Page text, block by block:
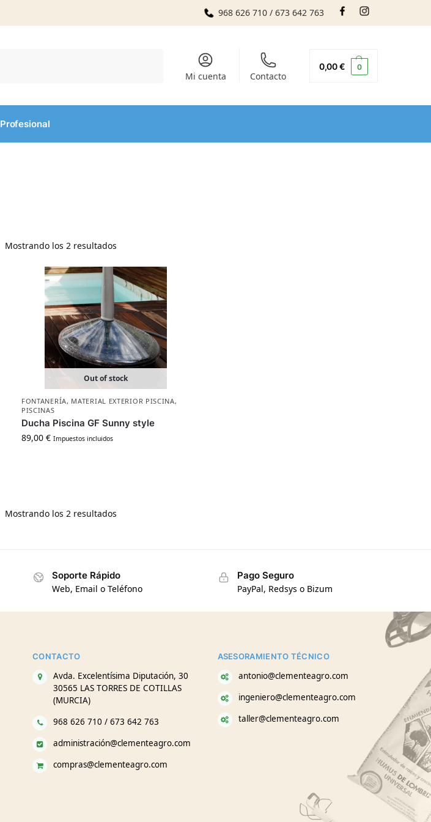
968 626 710 / 673 642 763
Mi cuenta Contacto
0,00€ 0
Mostrando los 2 resultados
Out of stock
FONTANERÍA, MATERIAL EXTERIOR PISCINA,
PISCINAS
Ducha Piscina GF Sunny style
89,00 € Impuestos incluidos
Mostrando los 2 resultados
Soporte Rápido
Web, Email o Teléfono
Pago Seguro
PayPal, Redsys o Bizum
CONTACTO
Avda. Excelentísima Diputación, 30
30565 LAS TORRES DE COTILLAS
(MURCIA)
968 626 710 / 673 642 763
administración@clementeagro.com
compras@clementeagro.com
ASESORAMIENTO TÉCNICO
antonio@clementeagro.com
ingeniero@clementeagro.com
taller@clementeagro.com